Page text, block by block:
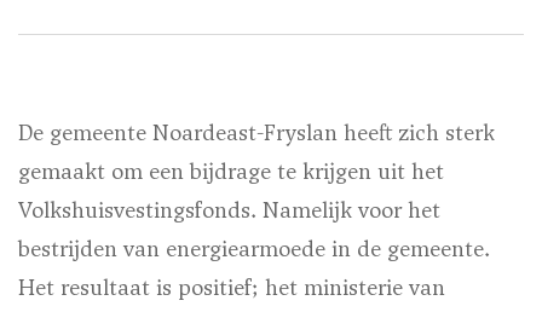
De gemeente Noardeast-Fryslan heeft zich sterk
gemaakt om een bijdrage te krijgen uit het
Volkshuisvestingsfonds. Namelijk voor het
bestrijden van energiearmoede in de gemeente.
Het resultaat is positief; het ministerie van